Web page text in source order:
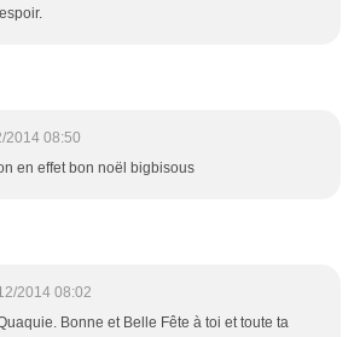
2014 08:50
en effet bon noël bigbisous
2014 08:02
Bonne et Belle Fête à toi et toute ta